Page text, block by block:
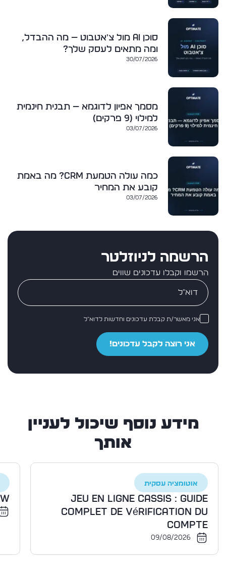
סוכן AI מול צ'אטבוט — מה ההבדל,
ומה מתאים לעסק שלך?
30/07/2026
מסמך אפיון לדוגמא — תבנית חינמית
למילוי (9 פרקים)
03/07/2026
כמה עולה הטמעת CRM? מה באמת
קובע את המחיר
03/07/2026
הרשמה לניוזלטר
הרשמו וקבלו עדכונים שווים
אני מאשר/ת קבלת עדכונים וחדשות לדוא״ל
אני רוצה לקבל עדכונים!
מידע נוסף שיכול לעניין
אותך
אוטומציה עסקית
Jeu en ligne Cassis : guide
complet de vérification du
compte
09/08/2026